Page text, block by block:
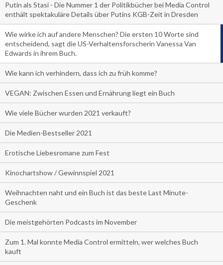
Putin als Stasi - Die Nummer 1 der Politikbücher bei Media Control
enthält spektakuläre Details über Putins KGB-Zeit in Dresden
Wie wirke ich auf andere Menschen? Die ersten 10 Worte sind
entscheidend, sagt die US-Verhaltensforscherin Vanessa Van
Edwards in ihrem Buch.
Wie kann ich verhindern, dass ich zu früh komme?
VEGAN: Zwischen Essen und Ernährung liegt ein Buch
Wie viele Bücher wurden 2021 verkauft?
Die Medien-Bestseller 2021
Erotische Liebesromane zum Fest
Kinochartshow / Gewinnspiel 2021
Weihnachten naht und ein Buch ist das beste Last Minute-
Geschenk
Die meistgehörten Podcasts im November
Zum 1. Mal konnte Media Control ermitteln, wer welches Buch
kauft